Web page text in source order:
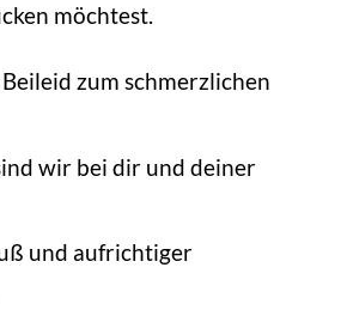
möchtest.
zum schmerzlichen
wir bei dir und deiner
und aufrichtiger